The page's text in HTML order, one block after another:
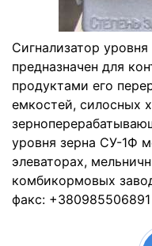
Сигнализатор
предназначен для
продуктами его
емкостей, силосных
уровня зерна СУ-1Ф
элеваторах,
комбикормовых
факс: +380985506891